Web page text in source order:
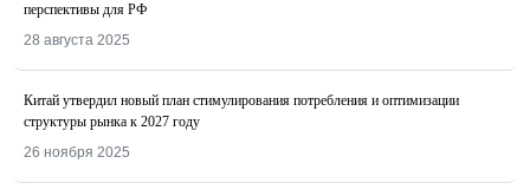
перспективы для РФ
28 августа 2025
Китай утвердил новый план стимулирования потребления и оптимизации
структуры рынка к 2027 году
26 ноября 2025